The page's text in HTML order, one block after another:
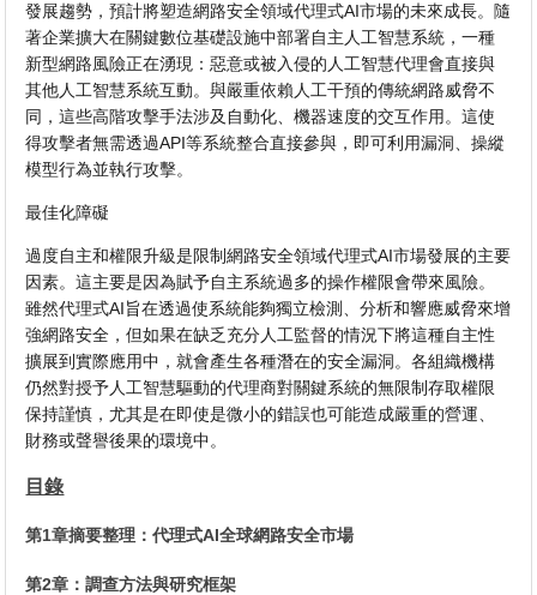
發展趨勢，預計將塑造網路安全領域代理式AI市場的未來成長。隨
著企業擴大在關鍵數位基礎設施中部署自主人工智慧系統，一種
新型網路風險正在湧現：惡意或被入侵的人工智慧代理會直接與
其他人工智慧系統互動。與嚴重依賴人工干預的傳統網路威脅不
同，這些高階攻擊手法涉及自動化、機器速度的交互作用。這使
得攻擊者無需透過API等系統整合直接參與，即可利用漏洞、操縱
模型行為並執行攻擊。
最佳化障礙
過度自主和權限升級是限制網路安全領域代理式AI市場發展的主要
因素。這主要是因為賦予自主系統過多的操作權限會帶來風險。
雖然代理式AI旨在透過使系統能夠獨立檢測、分析和響應威脅來增
強網路安全，但如果在缺乏充分人工監督的情況下將這種自主性
擴展到實際應用中，就會產生各種潛在的安全漏洞。各組織機構
仍然對授予人工智慧驅動的代理商對關鍵系統的無限制存取權限
保持謹慎，尤其是在即使是微小的錯誤也可能造成嚴重的營運、
財務或聲譽後果的環境中。
目錄
第1章摘要整理：代理式AI全球網路安全市場
第2章：調查方法與研究框架